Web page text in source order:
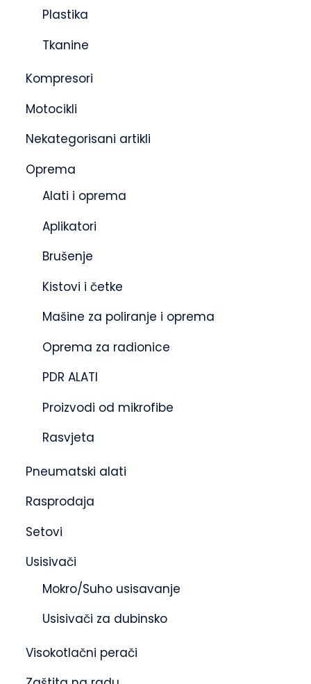
Plastika
Tkanine
Kompresori
Motocikli
Nekategorisani artikli
Oprema
Alati i oprema
Aplikatori
Brušenje
Kistovi i četke
Mašine za poliranje i oprema
Oprema za radionice
PDR ALATI
Proizvodi od mikrofibe
Rasvjeta
Pneumatski alati
Rasprodaja
Setovi
Usisivači
Mokro/Suho usisavanje
Usisivači za dubinsko
Visokotlačni perači